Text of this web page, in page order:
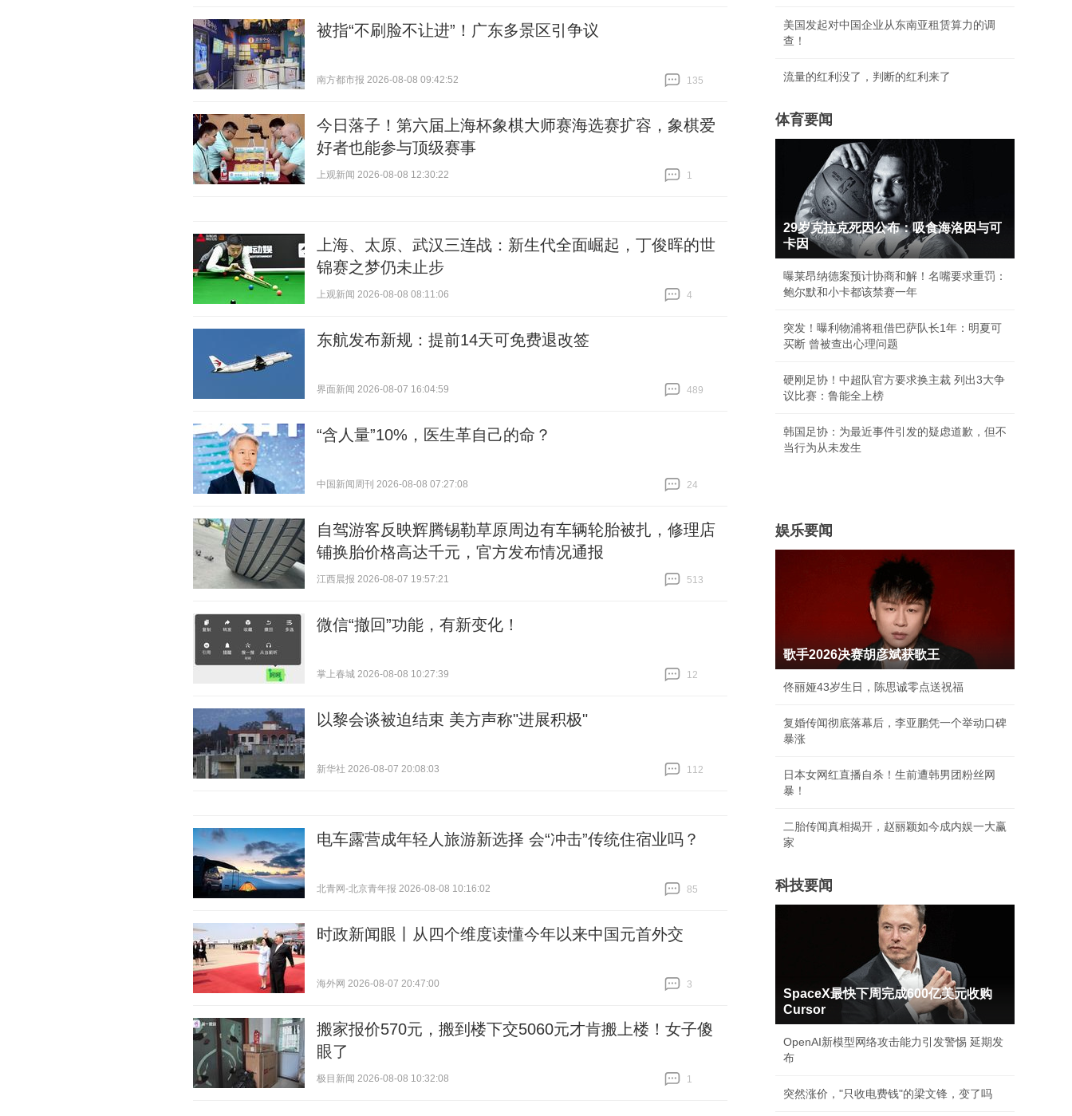
被指“不刷脸不让进”！广东多景区引争议
南方都市报 2026-08-08 09:42:52
135
今日落子！第六届上海杯象棋大师赛海选赛扩容，象棋爱
好者也能参与顶级赛事
上观新闻 2026-08-08 12:30:22
1
上海、太原、武汉三连战：新生代全面崛起，丁俊晖的世
锦赛之梦仍未止步
上观新闻 2026-08-08 08:11:06
4
东航发布新规：提前14天可免费退改签
界面新闻 2026-08-07 16:04:59
489
“含人量”10%，医生革自己的命？
中国新闻周刊 2026-08-08 07:27:08
24
自驾游客反映辉腾锡勒草原周边有车辆轮胎被扎，修理店
铺换胎价格高达千元，官方发布情况通报
江西晨报 2026-08-07 19:57:21
513
微信“撤回”功能，有新变化！
掌上春城 2026-08-08 10:27:39
12
以黎会谈被迫结束 美方声称"进展积极"
新华社 2026-08-07 20:08:03
112
电车露营成年轻人旅游新选择 会“冲击”传统住宿业吗？
北青网-北京青年报 2026-08-08 10:16:02
85
时政新闻眼丨从四个维度读懂今年以来中国元首外交
海外网 2026-08-07 20:47:00
3
搬家报价570元，搬到楼下交5060元才肯搬上楼！女子傻
眼了
极目新闻 2026-08-08 10:32:08
1
美国发起对中国企业从东南亚租赁算力的调
查！
流量的红利没了，判断的红利来了
体育要闻
29岁克拉克死因公布：吸食海洛因与可
卡因
曝莱昂纳德案预计协商和解！名嘴要求重罚：
鲍尔默和小卡都该禁赛一年
突发！曝利物浦将租借巴萨队长1年：明夏可
买断 曾被查出心理问题
硬刚足协！中超队官方要求换主裁 列出3大争
议比赛：鲁能全上榜
韩国足协：为最近事件引发的疑虑道歉，但不
当行为从未发生
娱乐要闻
歌手2026决赛胡彦斌获歌王
佟丽娅43岁生日，陈思诚零点送祝福
复婚传闻彻底落幕后，李亚鹏凭一个举动口碑
暴涨
日本女网红直播自杀！生前遭韩男团粉丝网
暴！
二胎传闻真相揭开，赵丽颖如今成内娱一大赢
家
科技要闻
SpaceX最快下周完成600亿美元收购
Cursor
OpenAI新模型网络攻击能力引发警惕 延期发
布
突然涨价，"只收电费钱"的梁文锋，变了吗